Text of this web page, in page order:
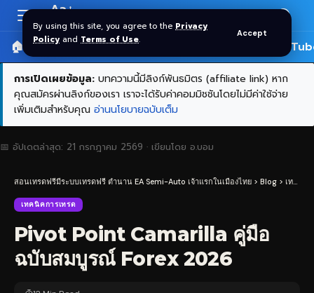
By using this site, you agree to the Privacy
Policy and Terms of Use.
Accept
Resizer
Aa
🏠 หน้าแรก ราคาทอง SPDR 🎬
การเปิดเผยข้อมูล: บทความนี้มีลิงก์พันธมิตร (affiliate link) หาก
คุณสมัครผ่านลิงก์ของเรา เราจะได้รับค่าคอมมิชชันโดยไม่มีค่าใช้จ่าย
เพิ่มเติมสำหรับคุณ อ่านนโยบายฉบับเต็ม
📅 อัปเดตล่าสุด: 21 กรกฎาคม 2569 · เขียนโดย อ.บอม
สอนเทรดฟรีมีระบบเทรดฟรี ตำนาน EA Semi-Auto เจ้าแรกในเมืองไทย > Blog > เทคนิคการเทรด
เทคนิคการเทรด
Pivot Point Camarilla คู่มือ
ฉบับสมบูรณ์ Forex 2026